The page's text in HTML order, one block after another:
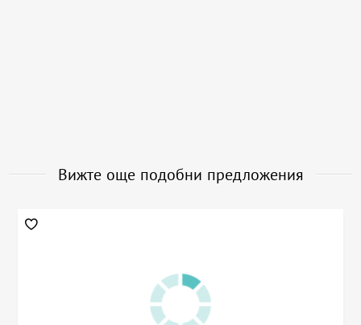
Вижте още подобни предложения